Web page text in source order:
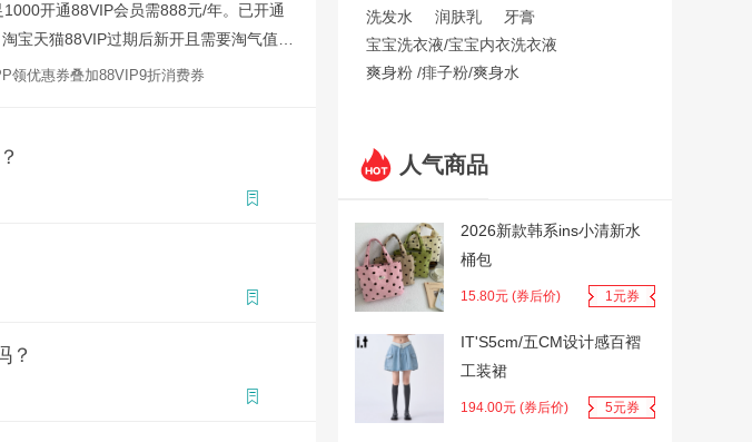
开通88VIP会员需888元/年。已开通
宝天猫88VIP过期后新开且需要淘气值等
宝天猫88VIP，领取淘宝天猫88VIP 9折
领优惠券叠加88VIP9折消费券 草柴返利APP叠加88VIP消费券 草柴APP领优惠券拿返利叠加88VIP优惠
？
洗发水
润肤乳
牙膏
宝宝洗衣液/宝宝内衣洗衣液
爽身粉 /痱子粉/爽身水
人气商品
2026新款韩系ins小清新水
桶包
15.80元 (券后价) 1元券
IT'S5cm/五CM设计感百褶
工装裙
194.00元 (券后价) 5元券